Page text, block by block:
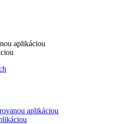
aplikáciou
aplikáciou